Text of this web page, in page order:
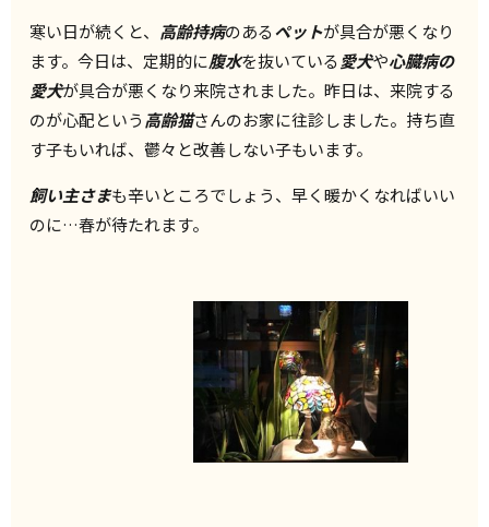
寒い日が続くと、 高齢持病のあるペットが具合が悪くなり
ます。今日は、定期的に腹水を抜いている愛犬や心臓病の
愛犬が具合が悪くなり来院されました。昨日は、来院する
のが心配という高齢猫さんのお家に往診しました。持ち直
す子もいれば、鬱々と改善しない子もいます。
飼い主さまも辛いところでしょう、早く暖かくなればいい
のに…春が待たれます。